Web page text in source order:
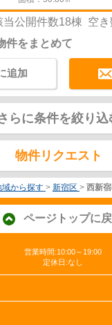
当公開件数18棟 空き
件をまとめて
追加
らに条件を絞り込
物件リクエスト
域から探す > 新宿区 > 西新
ページトップに
営業時間:10:00～19:00
定休日:なし